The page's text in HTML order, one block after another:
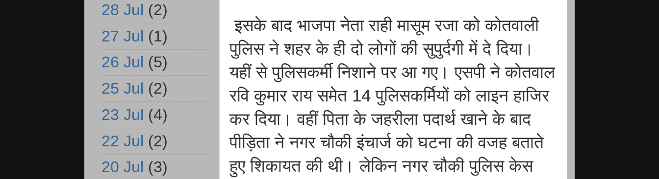
इसके बाद भाजपा नेता राही मासूम रजा को कोतवाली
पुलिस ने शहर के ही दो लोगों की सुपुर्दगी में दे दिया।
यहीं से पुलिसकर्मी निशाने पर आ गए। एसपी ने कोतवाल
रवि कुमार राय समेत 14 पुलिसकर्मियों को लाइन हाजिर
कर दिया। वहीं पिता के जहरीला पदार्थ खाने के बाद
पीड़िता ने नगर चौकी इंचार्ज को घटना की वजह बताते
हुए शिकायत की थी। लेकिन नगर चौकी पुलिस केस
28 Jul (2)
27 Jul (1)
26 Jul (5)
25 Jul (2)
23 Jul (4)
22 Jul (2)
20 Jul (3)